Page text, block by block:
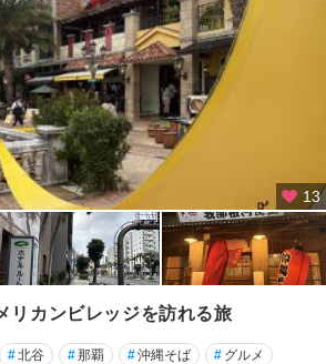
13
リカンビレッジを訪れる旅
#北谷 #那覇 #沖縄そば # グルメ